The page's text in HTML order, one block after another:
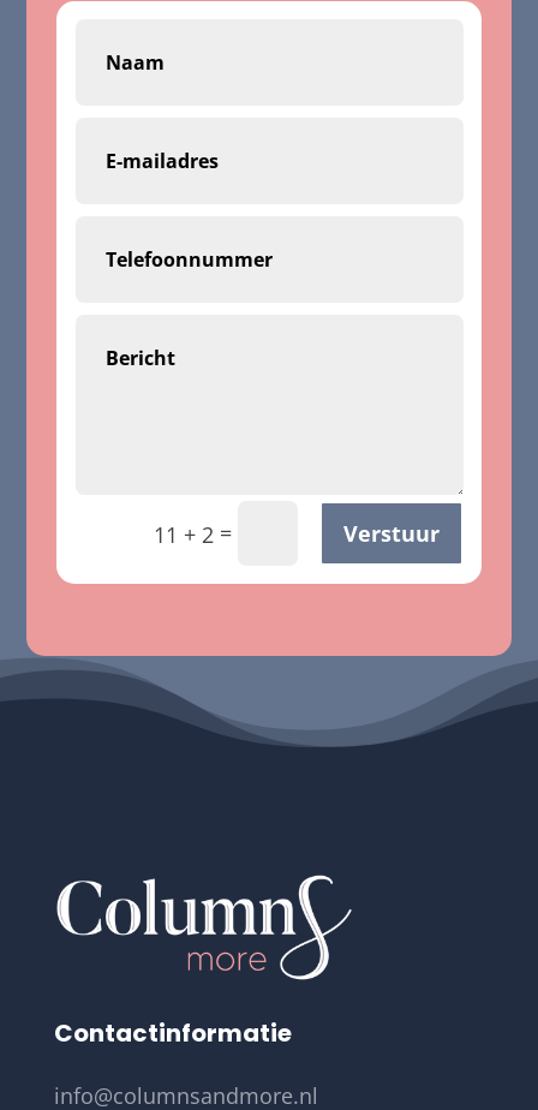
11 + 2 = Verstuur
Contactinformatie
info@columnsandmore.nl